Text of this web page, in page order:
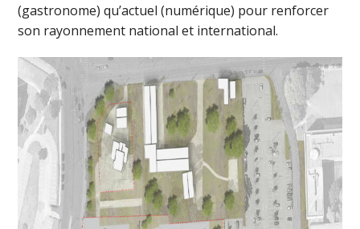
(gastronome) qu’actuel (numérique) pour renforcer
son rayonnement national et international.